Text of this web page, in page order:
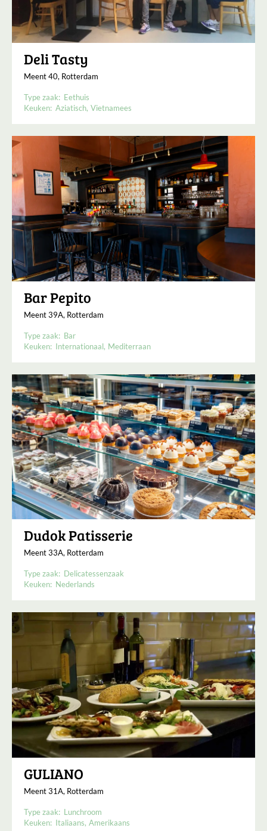
Deli Tasty
Meent 40, Rotterdam
Type zaak: Eethuis
Keuken: Aziatisch Vietnamees
Bar Pepito
Meent 39A, Rotterdam
Type zaak: Bar
Keuken: Internationaal Mediterraan
Dudok Patisserie
Meent 33A, Rotterdam
Type zaak: Delicatessenzaak
Keuken: Nederlands
GULIANO
Meent 31A, Rotterdam
Type zaak: Lunchroom
Keuken: Italiaans Amerikaans